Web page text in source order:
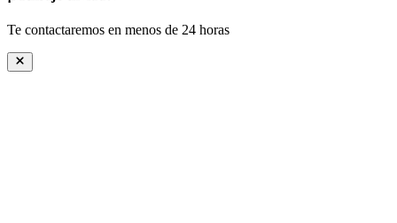
Te contactaremos en menos de 24 horas